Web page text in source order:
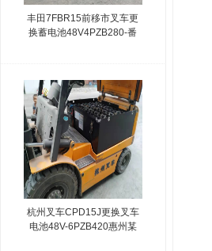
丰田7FBR15前移市叉车更
换蓄电池48V4PZB280-番
杭州叉车CPD15J更换叉车
电池48V-6PZB420惠州某